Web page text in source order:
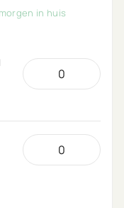
in huis